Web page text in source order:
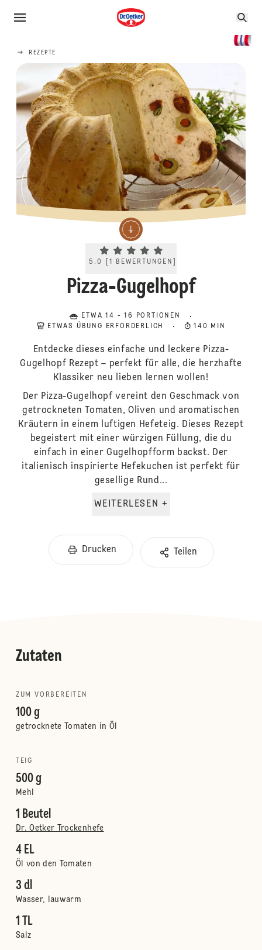
REZEPTE
Current rating 5.0. Click to rate.
5.0 1 BEWERTUNGEN
Pizza-Gugelhopf
ETWA 14 - 16 PORTIONEN
ETWAS ÜBUNG ERFORDERLICH
140 MIN
Entdecke dieses einfache und leckere Pizza-
Gugelhopf Rezept – perfekt für alle, die herzhafte
Klassiker neu lieben lernen wollen!
Der Pizza-Gugelhopf vereint den Geschmack von
getrockneten Tomaten, Oliven und aromatischen
Kräutern in einem luftigen Hefeteig. Dieses Rezept
begeistert mit einer würzigen Füllung, die du
einfach in einer Gugelhopfform backst. Der
italienisch inspirierte Hefekuchen ist perfekt für
gesellige Rund...
WEITERLESEN +
Drucken Teilen
Zutaten
ZUM VORBEREITEN
100 g
getrocknete Tomaten in Öl
TEIG
500 g
Mehl
1 Beutel
Dr. Oetker Trockenhefe
4 EL
Öl von den Tomaten
3 dl
Wasser, lauwarm
1 TL
Salz